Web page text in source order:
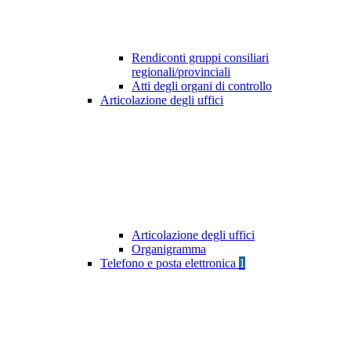
Rendiconti gruppi consiliari
regionali/provinciali
Atti degli organi di controllo
Articolazione degli uffici
Articolazione degli uffici
Organigramma
Telefono e posta elettronica 1